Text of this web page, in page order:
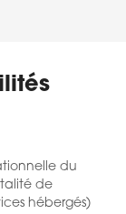
du
de
hébergés)